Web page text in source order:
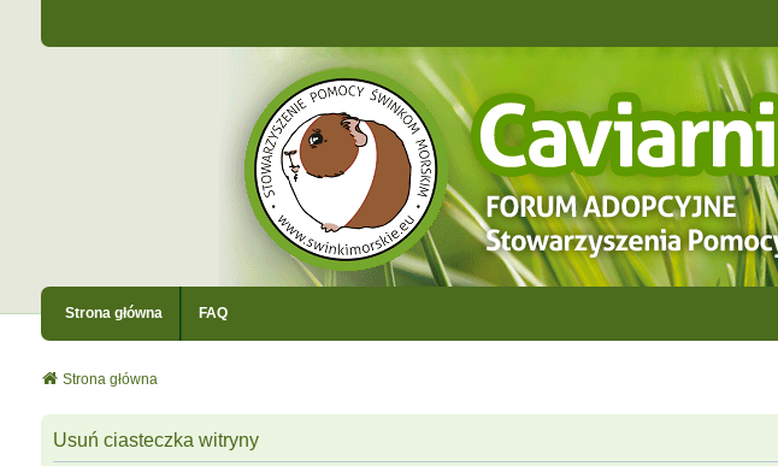
Strona główna FAQ
Strona główna
Usuń ciasteczka witryny